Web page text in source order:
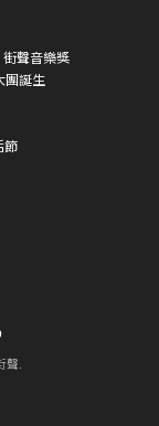
街聲音樂獎
團誕生
節
聲.